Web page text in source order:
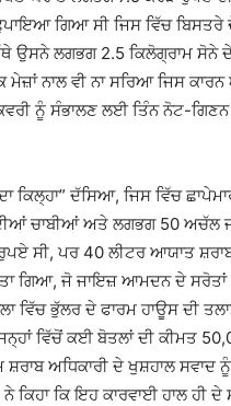
ਗਿਆ ਸੀ ਜਿਸ ਵਿੱਚ
ਉਸਨੇ ਲਗਭਗ 2.5 ਕਿਲੋਗ੍ਰਾਮ ਸੋਨੇ
ਨਾਲ ਵੀ ਨਾ ਸਰਿਆ ਜਿਸ
ਨੂੰ ਸੰਭਾਲਣ ਲਈ ਤਿੰਨ ਨੋਟ-
ਕਿਲ੍ਹਾ” ਦੱਸਿਆ, ਜਿਸ ਵਿੱਚ
ਚਾਬੀਆਂ ਅਤੇ ਲਗਭਗ 50 ਅਚੱਲ
ਸੀ, ਪਰ 40 ਲੀਟਰ ਆਯਾਤ
ਗਿਆ, ਜੋ ਜਾਇਜ਼ ਆਮਦਨ ਦੇ ਸਰੋਤਾਂ
ਵਿੱਚ ਭੁੱਲਰ ਦੇ ਫਾਰਮ ਹਾਊਸ ਦੀ
ਵਿੱਚੋਂ ਕਈ ਬੋਤਲਾਂ ਦੀ ਕੀਮਤ
ਸ਼ਰਾਬ ਅਧਿਕਾਰੀ ਦੇ ਖੁਸ਼ਹਾਲ ਸਵਾਦ
ਕਿ ਇਹ ਕਾਰਵਾਈ ਹਾਲ ਹੀ